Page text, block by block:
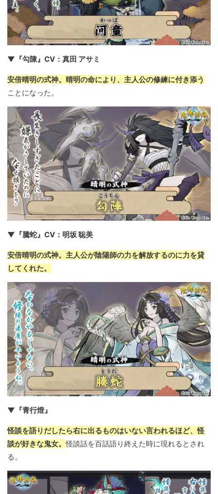
▼『勾陳』CV：真田 アサミ
安倍晴明の式神。晴明の命により、主人公の修練に付き添う
ことになった。
▼『騰蛇』CV：明坂 聡美
安倍晴明の式神。主人公が陰陽師の力を解放するのに力を貸
してくれた。
▼『青行燈』
怪談を語りだしたら右に出るものはいない言われるほど、怪
談が好きな鬼女。怪談話を百話語り終えた時に現れるとされ
る。